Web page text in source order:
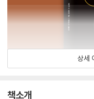
상세
책소개